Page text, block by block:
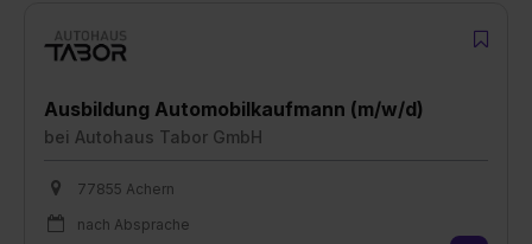
Ausbildung Automobilkaufmann (m/w/d)
bei Autohaus Tabor GmbH
77855 Achern
nach Absprache